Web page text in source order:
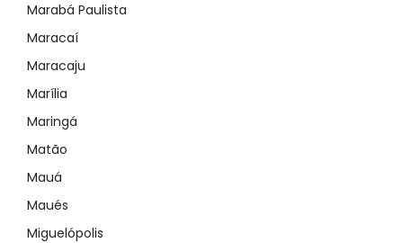
Marabá Paulista
Maracaí
Maracaju
Marília
Maringá
Matão
Mauá
Maués
Miguelópolis